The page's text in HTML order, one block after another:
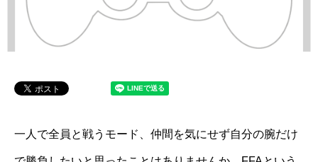
一人で全員と戦うモード、仲間を気にせず自分の腕だけ